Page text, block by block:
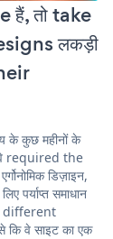
हैं, तो take
लकड़ी
के कुछ महीनों के
वे required the
डिज़ाइन,
पर्याप्त समाधान
different
कि वे साइट का एक